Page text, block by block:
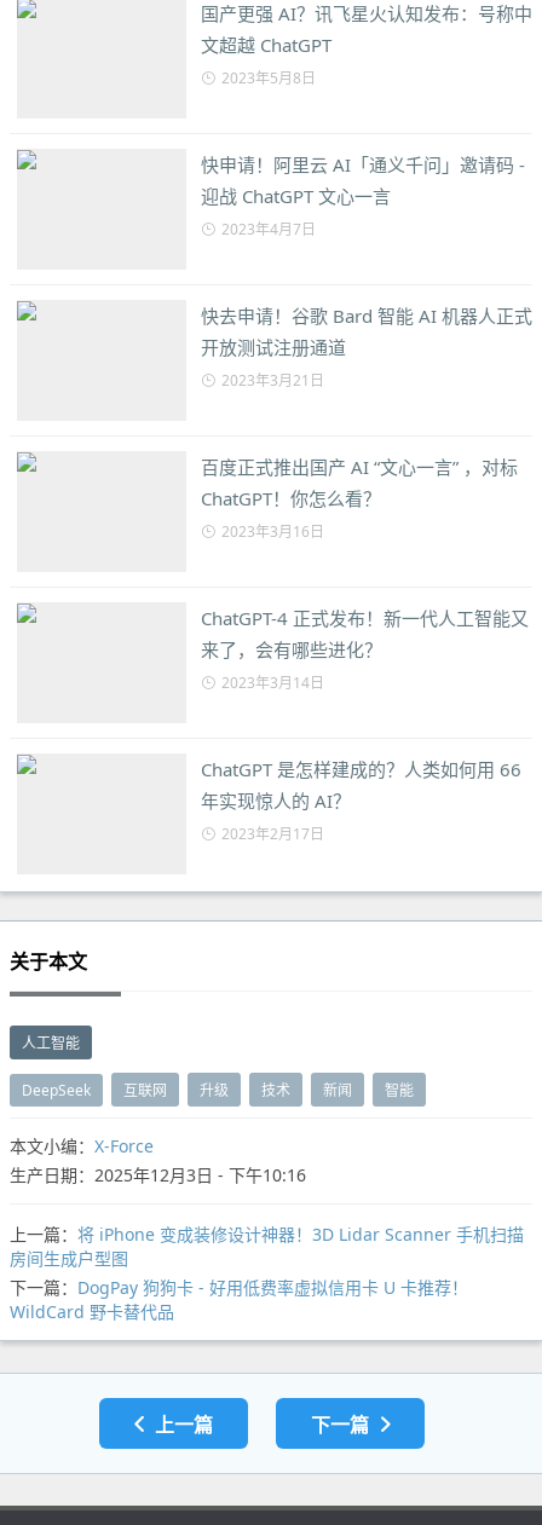
国产更强 AI？讯飞星火认知发布：号称中
文超越 ChatGPT
2023年5月8日
快申请！阿里云 AI「通义千问」邀请码 -
迎战 ChatGPT 文心一言
2023年4月7日
快去申请！谷歌 Bard 智能 AI 机器人正式
开放测试注册通道
2023年3月21日
百度正式推出国产 AI “文心一言” ，对标
ChatGPT！你怎么看？
2023年3月16日
ChatGPT-4 正式发布！新一代人工智能又
来了，会有哪些进化？
2023年3月14日
ChatGPT 是怎样建成的？人类如何用 66
年实现惊人的 AI？
2023年2月17日
关于本文
人工智能
DeepSeek 互联网 升级 技术 新闻 智能
本文小编： X-Force
生产日期：2025年12月3日 - 下午10:16
上一篇： 将 iPhone 变成装修设计神器！3D Lidar Scanner 手机扫描
房间生成户型图
下一篇： DogPay 狗狗卡 - 好用低费率虚拟信用卡 U 卡推荐！
WildCard 野卡替代品
上一篇 下一篇